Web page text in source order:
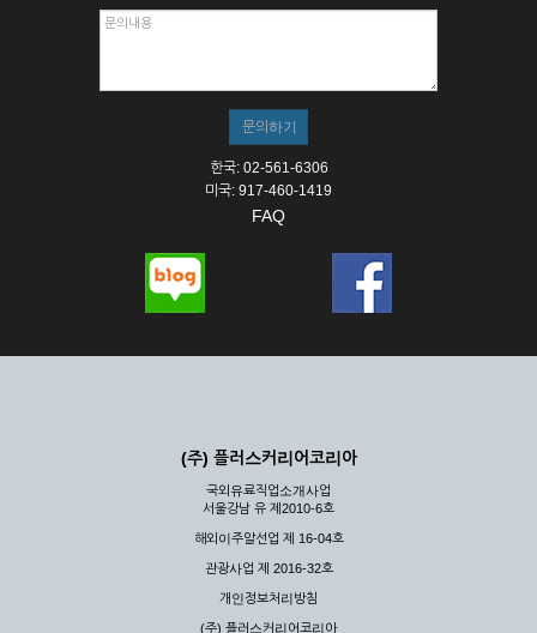
한국: 02-561-6306
미국: 917-460-1419
FAQ
(주) 플러스커리어코리아
국외유료직업소개사업
서울강남 유 제2010-6호
해외이주알선업 제 16-04호
관광사업 제 2016-32호
개인정보처리방침
(주) 플러스커리어코리아